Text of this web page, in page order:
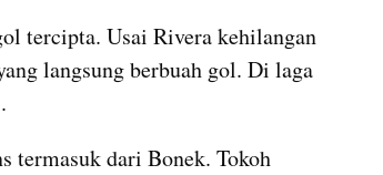
tercipta. Usai Rivera kehilangan
langsung berbuah gol. Di laga
termasuk dari Bonek. Tokoh